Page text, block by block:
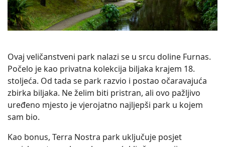
Ovaj veličanstveni park nalazi se u srcu doline Furnas.
Počelo je kao privatna kolekcija biljaka krajem 18.
stoljeća. Od tada se park razvio i postao očaravajuća
zbirka biljaka. Ne želim biti pristran, ali ovo pažljivo
uređeno mjesto je vjerojatno najljepši park u kojem
sam bio.
Kao bonus, Terra Nostra park uključuje posjet